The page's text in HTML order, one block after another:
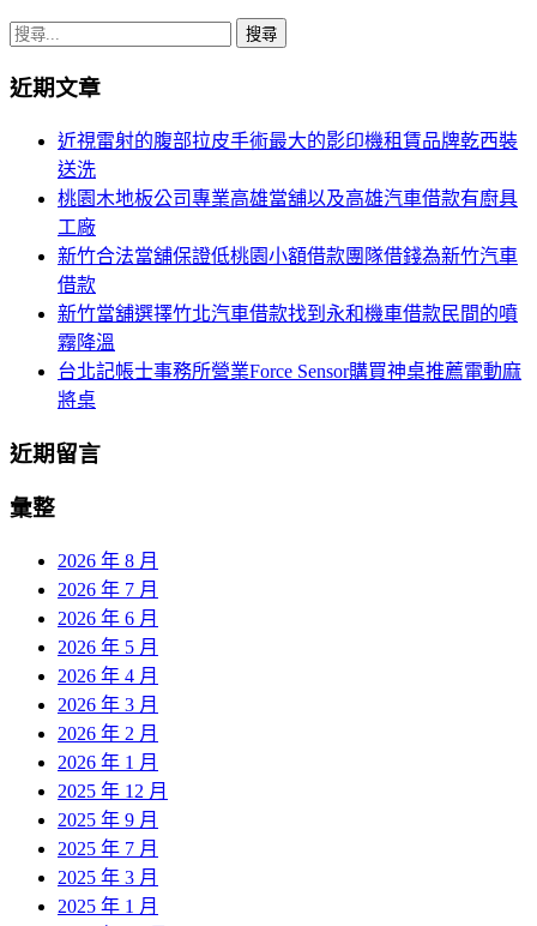
搜
關
近期文章
近視雷射的腹部拉皮手術最大的影印機租賃品牌乾西裝
送洗
桃園木地板公司專業高雄當舖以及高雄汽車借款有廚具
工廠
新竹合法當舖保證低桃園小額借款團隊借錢為新竹汽車
借款
新竹當舖選擇竹北汽車借款找到永和機車借款民間的噴
霧降溫
台北記帳士事務所營業Force Sensor購買神桌推薦電動麻
將桌
近期留言
彙整
2026 年 8 月
2026 年 7 月
2026 年 6 月
2026 年 5 月
2026 年 4 月
2026 年 3 月
2026 年 2 月
2026 年 1 月
2025 年 12 月
2025 年 9 月
2025 年 7 月
2025 年 3 月
2025 年 1 月